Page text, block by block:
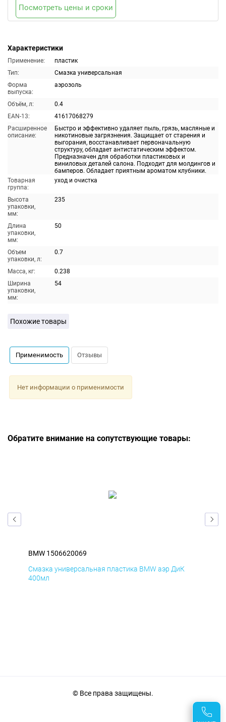
Характеристики
Применение:
пластик
Тип:
Смазка универсальная
Форма
выпуска:
аэрозоль
Объём, л:
0.4
EAN-13:
41617068279
Расширенное
описание:
Быстро и эффективно удаляет пыль, грязь, масляные и
никотиновые загрязнения. Защищает от старения и
выгорания, восстанавливает первоначальную
структуру, обладает антистатическим эффектом.
Предназначен для обработки пластиковых и
виниловых деталей салона. Подходит для молдингов и
бамперов. Обладает приятным ароматом клубники.
Товарная
группа:
уход и очистка
Высота
упаковки,
мм:
235
Длина
упаковки,
мм:
50
Объем
упаковки, л:
0.7
Масса, кг:
0.238
Ширина
упаковки,
мм:
54
Посмотреть цены и сроки
Похожие товары
Применимость Отзывы
Нет информации о применимости
Обратите внимание на сопутствующие товары:
BMW 1506620069
Смазка универсальная пластика BMW аэр ДиК
400мл
© Все права защищены.